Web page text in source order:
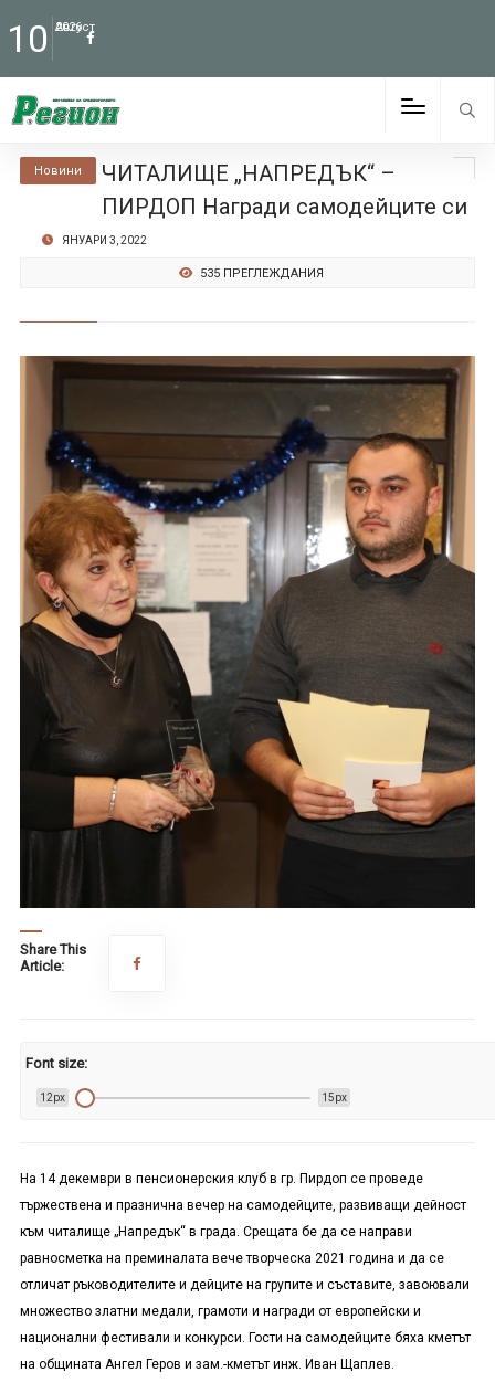
10 Август
2026
Новини
ЧИТАЛИЩЕ „НАПРЕДЪК“ –
ПИРДОП Награди самодейците си
ЯНУАРИ 3, 2022
535 ПРЕГЛЕЖДАНИЯ
Share This
Article:
Font size:
12px 15px
На 14 декември в пенсионерския клуб в гр. Пирдоп се проведе
тържествена и празнична вечер на самодейците, развиващи дейност
към читалище „Напредък“ в града. Срещата бе да се направи
равносметка на преминалата вече творческа 2021 година и да се
отличат ръководителите и дейците на групите и съставите, завоювали
множество златни медали, грамоти и награди от европейски и
национални фестивали и конкурси. Гости на самодейците бяха кметът
на общината Ангел Геров и зам.-кметът инж. Иван Щаплев.